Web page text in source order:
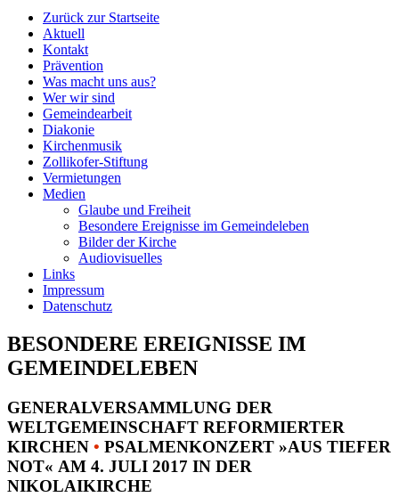
Zurück zur Startseite
Aktuell
Kontakt
Prävention
Was macht uns aus?
Wer wir sind
Gemeindearbeit
Diakonie
Kirchenmusik
Zollikofer-Stiftung
Vermietungen
Medien
Glaube und Freiheit
Besondere Ereignisse im Gemeindeleben
Bilder der Kirche
Audiovisuelles
Links
Impressum
Datenschutz
BESONDERE EREIGNISSE IM
GEMEINDELEBEN
GENERALVERSAMMLUNG DER
WELTGEMEINSCHAFT REFORMIERTER
KIRCHEN • PSALMENKONZERT »AUS TIEFER
NOT« AM 4. JULI 2017 IN DER
NIKOLAIKIRCHE